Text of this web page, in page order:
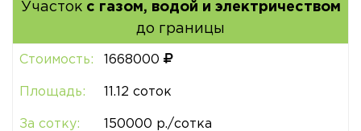
Участок с газом, водой и электричеством
до границы
Стоимость: 1668000
Площадь: 11.12 соток
За сотку: 150000 р./сотка